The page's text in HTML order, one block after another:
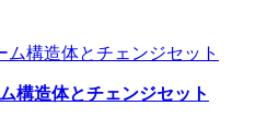
構造体とチェンジセット